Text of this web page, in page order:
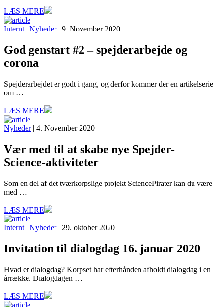
LÆS MERE
Internt | Nyheder| 9. November 2020
God genstart #2 – spejderarbejde og
corona
Spejderarbejdet er godt i gang, og derfor kommer der en artikelserie
om …
LÆS MERE
Nyheder| 4. November 2020
Vær med til at skabe nye Spejder-
Science-aktiviteter
Som en del af det tværkorpslige projekt SciencePirater kan du være
med …
LÆS MERE
Internt | Nyheder| 29. oktober 2020
Invitation til dialogdag 16. januar 2020
Hvad er dialogdag? Korpset har efterhånden afholdt dialogdag i en
årrække. Dialogdagen …
LÆS MERE